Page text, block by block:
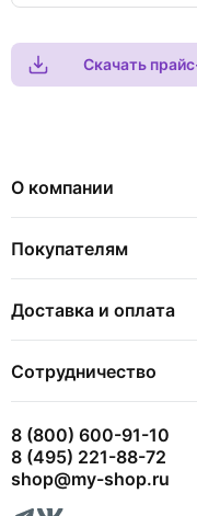
Скачать
О компании
Покупателям
Доставка и оплата
Сотрудничество
8 (800) 600-91-10
8 (495) 221-88-72
shop@my-shop.ru